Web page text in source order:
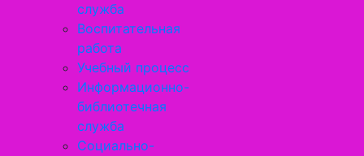
служба
Воспитательная
работа
Учебный процесс
Информационно-
библиотечная
служба
Социально-